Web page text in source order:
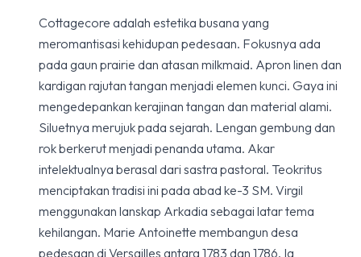
Cottagecore adalah estetika busana yang
meromantisasi kehidupan pedesaan. Fokusnya ada
pada gaun prairie dan atasan milkmaid. Apron linen dan
kardigan rajutan tangan menjadi elemen kunci. Gaya ini
mengedepankan kerajinan tangan dan material alami.
Siluetnya merujuk pada sejarah. Lengan gembung dan
rok berkerut menjadi penanda utama. Akar
intelektualnya berasal dari sastra pastoral. Teokritus
menciptakan tradisi ini pada abad ke-3 SM. Virgil
menggunakan lanskap Arkadia sebagai latar tema
kehilangan. Marie Antoinette membangun desa
pedesaan di Versailles antara 1783 dan 1786. Ia